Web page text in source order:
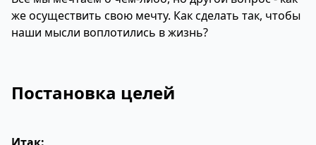
же осуществить свою мечту. Как сделать так, чтобы
наши мысли воплотились в жизнь?
Постановка целей